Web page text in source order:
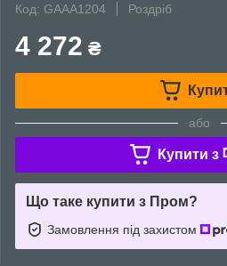
Код: GAAA1204
Роздріб
4 272 ₴
або
Купити з
Що таке купити з Пром?
Замовлення під захистом